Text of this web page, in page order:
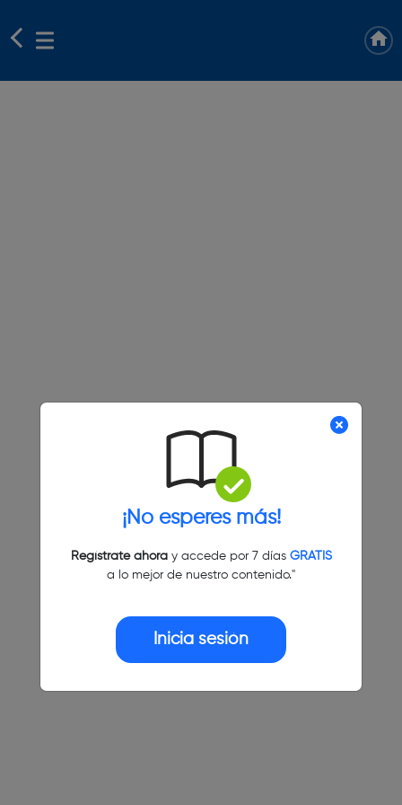
¡No esperes más!
Regístrate ahoray accede por 7 días GRATIS
a lo mejor de nuestro contenido."
Inicia sesión